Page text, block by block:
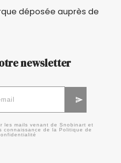
déposée auprès de
newsletter
les mails venant de Snobinart et
connaissance de la Politique de